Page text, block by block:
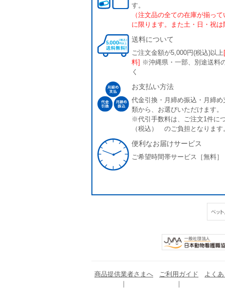
す。
（注文品の全ての在庫が揃っ
に限ります。また土・日・祝は
送料について
ご注文金額が5,000円(税込)以上
料] ※沖縄県・一部、別途送料
く
お支払い方法
代金引換・月締め振込・月締め
類から、お選びいただけます。
※代引手数料は、ご注文1件に
（税込） のご負担となります
便利なお届けサービス
ご希望時間帯サービス［無料］
商品提供業者さまへ ご利用ガイド よく